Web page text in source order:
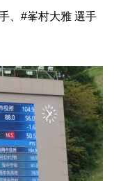
、#峯村大雅 選手